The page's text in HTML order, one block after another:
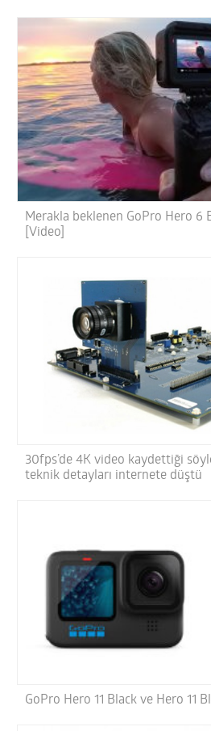
Merakla beklenen GoPro Hero 6
[Video]
30fps’de 4K video kaydettiği
teknik detayları internete düştü
GoPro Hero 11 Black ve Hero 11